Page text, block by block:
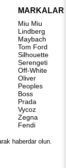
MARKALAR
Miu Miu
Lindberg
Maybach
Tom Ford
Silhouette
Serengeti
Off-White
Oliver
Peoples
Boss
Prada
Vycoz
Zegna
Fendi
haberdar olun.